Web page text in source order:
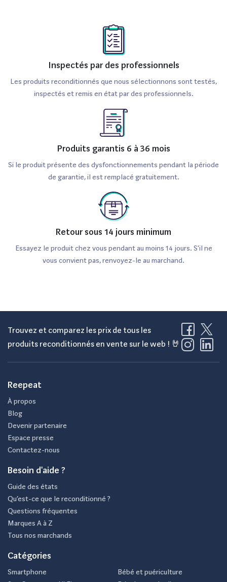
Inspectés par des professionnels
Les produits reconditionnés que nous sélectionnons sont testés,
inspectés et remis en état par des professionnels.
Produits garantis 6 à 36 mois
Si le produit présente des dysfonctionnements pendant la période
de garantie, il est remplacé gratuitement.
Retour sous 14 jours minimum
Essayez le produit chez vous pendant au moins 14 jours. S'il ne
vous convient pas, renvoyez-le au marchand.
Trouvez et comparez les prix de tous les
produits reconditionnés en vente sur le web ! 🤘
Reepeat
À propos
Blog
Devenir partenaire
Espace presse
Contactez-nous
Besoin d'aide ?
Guide des états
Qu’est-ce que le reconditionné ?
Questions fréquentes
Marques A à Z
Tous nos marchands
Catégories
Smartphone
Bébé et puériculture